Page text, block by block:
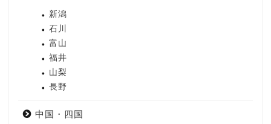
新潟
石川
富山
福井
山梨
長野
中国・四国